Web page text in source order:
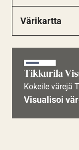
Värikartta
Tikkurila
Kokeile värejä
Visualisoi